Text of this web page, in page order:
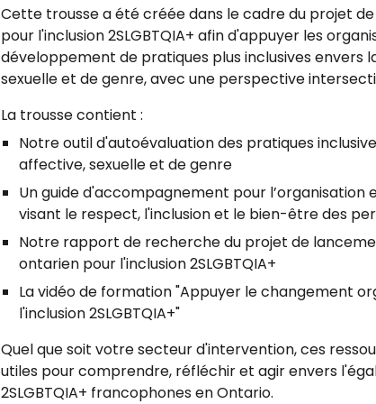
Cette trousse a été créée dans le cadre du projet
pour l'inclusion 2SLGBTQIA+ afin d'appuyer les
développement de pratiques plus inclusives envers
sexuelle et de genre, avec une perspective
La trousse contient :
Notre outil d'autoévaluation des pratiques
affective, sexuelle et de genre
Un guide d'accompagnement pour l’organisation
visant le respect, l'inclusion et le bien-être des
Notre rapport de recherche du projet de
ontarien pour l'inclusion 2SLGBTQIA+
La vidéo de formation "Appuyer le changement
l'inclusion 2SLGBTQIA+"
Quel que soit votre secteur d'intervention, ces
utiles pour comprendre, réfléchir et agir envers
2SLGBTQIA+ francophones en Ontario.